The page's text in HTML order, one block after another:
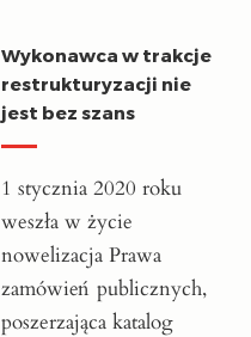
Wykonawca w trakcje
restrukturyzacji nie
jest bez szans
1 stycznia 2020 roku
weszła w życie
nowelizacja Prawa
zamówień publicznych,
poszerzająca katalog